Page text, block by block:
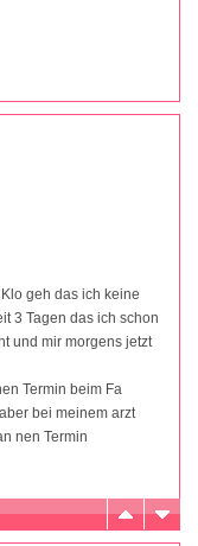
geh das ich keine
3 Tagen das ich schon
und mir morgens jetzt
Termin beim Fa
bei meinem arzt
nen Termin